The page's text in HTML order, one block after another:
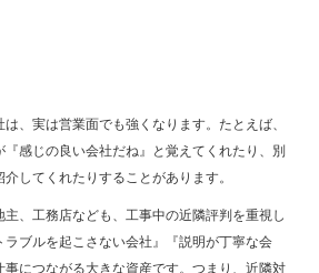
、実は営業面でも強くなります。たとえば、
感じの良い会社だね』と覚えてくれたり、別
してくれたりすることがあります。
、工務店なども、工事中の近隣評判を重視し
ラブルを起こさない会社』『説明が丁寧な会
につながる大きな資産です。つまり、近隣対